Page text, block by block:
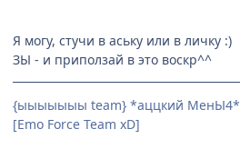
Я могу, стучи в аську или в личку :)
ЗЫ - и приползай в это воскр^^
{ыыыыыыы team} *аццкий МенЫ4*
[Emo Force Team xD]